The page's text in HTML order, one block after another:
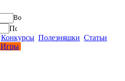
Конкурсы Полезняшки Статьи
Игры